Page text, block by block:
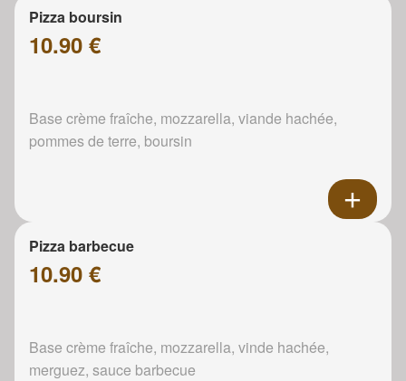
Pizza boursin
10.90 €
Base crème fraîche, mozzarella, viande hachée,
pommes de terre, boursin
Pizza barbecue
10.90 €
Base crème fraîche, mozzarella, vinde hachée,
merguez, sauce barbecue